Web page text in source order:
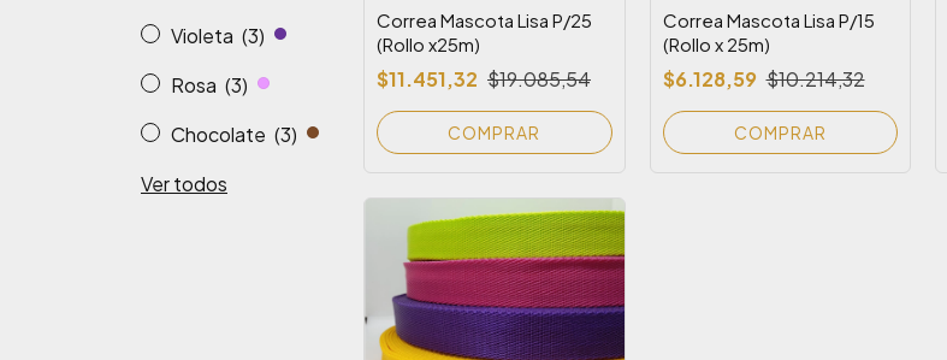
Violeta (3)
Rosa (3)
Chocolate (3)
Ver todos
Correa Mascota Lisa P/25
(Rollo x25m)
$11.451,32 $19.085,54
COMPRAR
Correa Mascota Lisa P/15
(Rollo x 25m)
$6.128,59 $10.214,32
COMPRAR